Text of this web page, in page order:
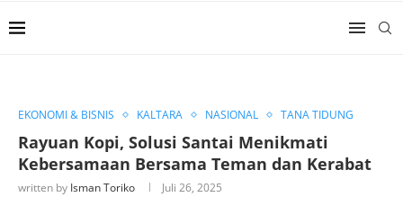
EKONOMI & BISNIS KALTARA NASIONAL TANA TIDUNG
Rayuan Kopi, Solusi Santai Menikmati
Kebersamaan Bersama Teman dan Kerabat
written by Isman Toriko Juli 26, 2025